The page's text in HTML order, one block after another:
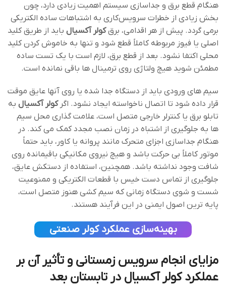
هنگام قطع برق و جداسازی سیستم اهمیت زیادی دارد، چون
بخش زیادی از خطرات سرویس‌کاری به اشتباهات ساده الکتریکی
برمی‌ گردد. پیش از هر اقدامی، برقکولر آکسیال باید از طریق کلید
اصلی یا فیوز مربوطه کاملاً قطع شود و تنها به خاموش‌ کردن کلید
محلی اکتفا نشود. بعد از قطع برق، لازم است با یک تست ساده
مطمئن شوید هیچ ولتاژی روی ترمینال ‌ها باقی نمانده است.
سیم ‌های ورودی باید از دستگاه جدا شده یا روی آنها عایق موقت
قرار داده شود تا اتصال ناخواسته ایجاد نشود. اگرکولر آکسیال به
تابلو برق یا کنترلر خارجی متصل است، علامت ‌گذاری محل سیم
‌ها به جلوگیری از اشتباه در زمان نصب مجدد کمک می‌ کند. در
هنگام جداسازی اجزای متحرک مانند پروانه یا کاور، باید حتماً
موتور کاملاً بی‌ حرکت باشد و هیچ نیروی مکانیکی باقیمانده روی
شافت وجود نداشته باشد. همچنین، استفاده از دستکش عایق،
جلوگیری از تماس دست خیس با قطعات الکتریکی و ممنوعیت
شست‌ و شوی دستگاه زمانی که سیم‌ کشی هنوز متصل است،
پایه ‌ترین اصول ایمنی در این فرآیند هستند.
بهینه‌سازی عملکرد کولر صنعتی
مزایای انجام سرویس زمستانی و تأثیر آن بر
عملکرد کولر آکسیال در تابستان بعد